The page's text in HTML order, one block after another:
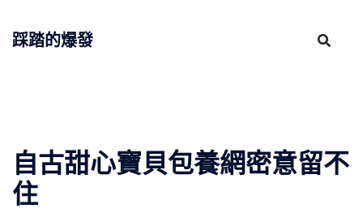
踩踏的爆發
自古甜心寶貝包養網密意留不
住